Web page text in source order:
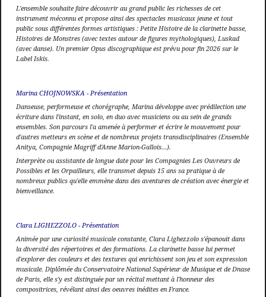
L'ensemble souhaite faire découvrir au grand public les richesses de cet
instrument méconnu et propose ainsi des spectacles musicaux jeune et tout
public sous différentes formes artistiques : Petite Histoire de la clarinette basse,
Histoires de Monstres (avec textes autour de figures mythologiques), Luskad
(avec danse). Un premier Opus discographique est prévu pour fin 2026 sur le
Label Iskis.
Marina CHOJNOWSKA - Présentation
Danseuse, performeuse et chorégraphe, Marina développe avec prédilection une
écriture dans l'instant, en solo, en duo avec musiciens ou au sein de grands
ensembles. Son parcours l'a amenée à performer et écrire le mouvement pour
d'autres metteurs en scène et de nombreux projets transdisciplinaires (Ensemble
Anitya, Compagnie Magriff d'Anne Marion-Gallois...).
Interprète ou assistante de longue date pour les Compagnies Les Ouvreurs de
Possibles et les Orpailleurs, elle transmet depuis 15 ans sa pratique à de
nombreux publics qu'elle emmène dans des aventures de création avec énergie et
bienveillance.
Clara LIGHEZZOLO - Présentation
Animée par une curiosité musicale constante, Clara Lighezzolo s'épanouit dans
la diversité des répertoires et des formations. La clarinette basse lui permet
d'explorer des couleurs et des textures qui enrichissent son jeu et son expression
musicale. Diplômée du Conservatoire National Supérieur de Musique et de Dnase
de Paris, elle s'y est distinguée par un récital mettant à l'honneur des
compositrices, révélant ainsi des oeuvres inédites en France.